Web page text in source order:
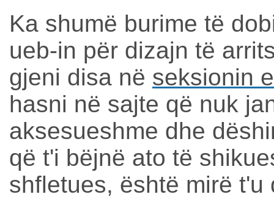
Ka shumë burime të
ueb-in për dizajn të
gjeni disa në seksionin
hasni në sajte që nuk
aksesueshme dhe
që t'i bëjnë ato të
shfletues, është mirë t'u